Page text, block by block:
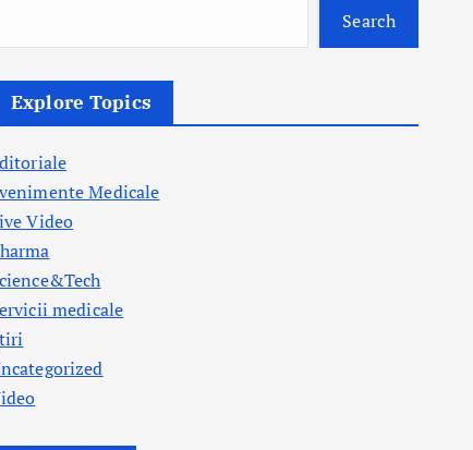
Search
Explore Topics
Medicale
Video
medicale